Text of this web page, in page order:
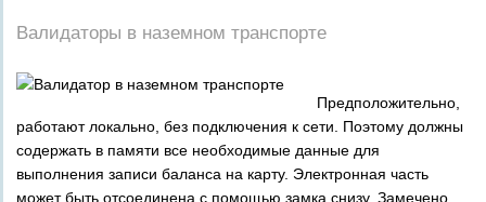
Валидаторы в наземном транспорте
Предположительно,
работают локально, без подключения к сети. Поэтому должны
содержать в памяти все необходимые данные для
выполнения записи баланса на карту. Электронная часть
может быть отсоединена с помощью замка снизу. Замечено,